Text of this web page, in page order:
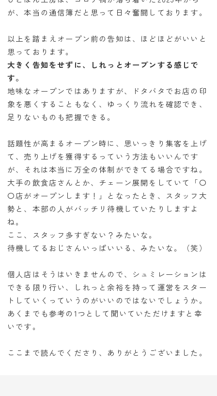
が、本当の通信簿だと思って日々奮闘しております。
以上を踏まえオープン前の告知は、ほどほどがいいと
思っております。
大きく告知をせずに、しれっとオープンする感じで
す。
地味なオープンではありますが、ドタバタでお店の印
象を悪くすることもなく、ゆっくり流れを確認でき、
足りないものも把握できる。
話題性が高まるオープン時に、思いっきり集客を上げ
て、売り上げを獲得するっていう方法もいいんです
が、それは本当に万全の体制ができてる場合ですね。
大手の飲食店さんとか、チェーン展開をしていて「〇
〇店がオープンします！」となったとき、スタッフ大
勢と、本部の人がバッチリ待機していたりしますよ
ね。
ここ、スタッフ多すぎない？みたいな。
待機してるおじさんいっぱいいる、みたいな。（笑）
個人店はそうはいきませんので、シュミレーションは
できる限り行い、しれっと余裕を持って運営をスター
トしていくっていうのがいいのではないでしょうか。
あくまでも参考の1つとして聞いていただけますと幸
いです。
ここまで読んでくださり、ありがとうございました。